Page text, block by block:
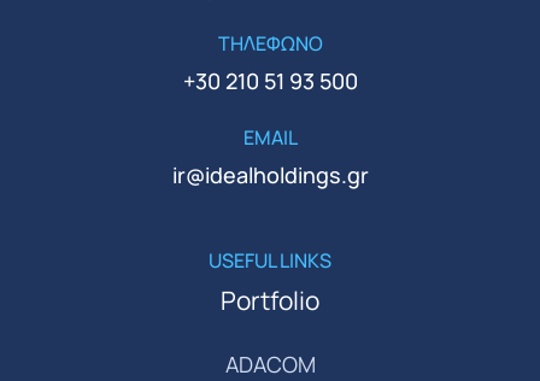
ΤΗΛΕΦΩΝΟ
+30 210 51 93 500
EMAIL
ir@idealholdings.gr
USEFUL LINKS
Portfolio
ADACOM